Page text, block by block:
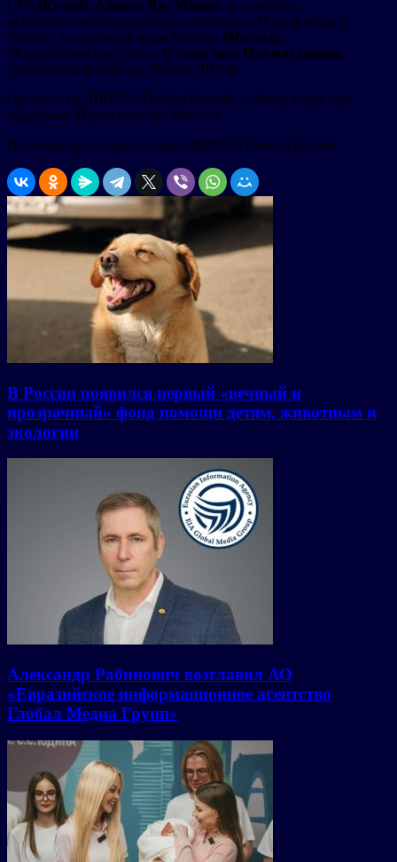
LTD (Китай), Адриан Дж. Мицци, основатель,
исполнительный продюсер и президент, Неделя моды в
Мальте, Ассоциация моды Мальты (Мальта).
Модератором выступила Станислава Нажмитдинова,
управляющий партнер, Fashion Штаб.
Организатор BRICS+ Fashion Summit — Фонд моды при
поддержке Правительства Москвы.
Источник фото: пресс-служба BRICS+ Fashion Summit
В России появился первый «вечный и
прозрачный» фонд помощи детям, животным и
экологии
Александр Рабинович возглавил АО
«Евразийское информационное агентство
Глобал Медиа Групп»